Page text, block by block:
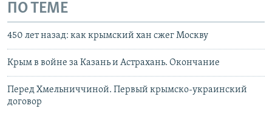
ПО ТЕМЕ
450 лет назад: как крымский хан сжег Москву
Крым в войне за Казань и Астрахань. Окончание
Перед Хмельниччиной. Первый крымско-украинский
договор